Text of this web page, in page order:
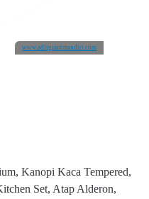
www.adligrantmandiri.com
Kanopi Kaca Tempered,
Set, Atap Alderon,